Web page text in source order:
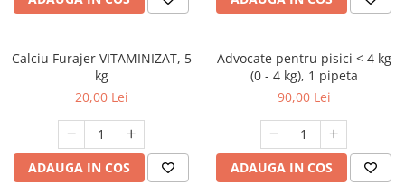
FRESH FARM
MY LOVE
RECOMPENSE
ACCESORII
DIETE VETERINARE
IGIENA SI COSMETICA
FARMINA
FRESH FARM
ACCESORII
DIETE VETERINARE
IGIENA SI COSMETICA
Calciu Furajer VITAMINIZAT, 5
kg
20,00 Lei
ADAUGA IN COS
Advocate pentru pisici < 4 kg
(0 - 4 kg), 1 pipeta
90,00 Lei
ADAUGA IN COS